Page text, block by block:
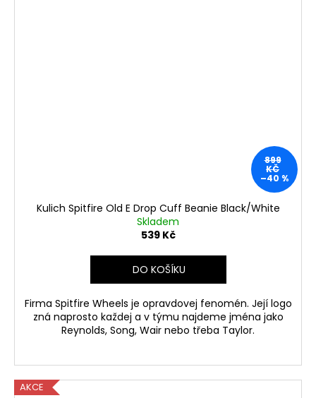
899
KČ
–40 %
Kulich Spitfire Old E Drop Cuff Beanie Black/White
Skladem
539 Kč
DO KOŠÍKU
Firma Spitfire Wheels je opravdovej fenomén. Její logo
zná naprosto každej a v týmu najdeme jména jako
Reynolds, Song, Wair nebo třeba Taylor.
AKCE